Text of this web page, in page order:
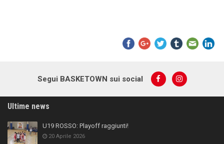
Segui BASKETOWN sui social
Ultime news
U19 ROSSO: Playoff raggiunti!
20 Aprile 2026